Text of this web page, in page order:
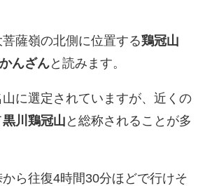
薩嶺の北側に位置する鶏冠山
んざんと読みます。
に選定されていますが、近くの
黒川鶏冠山 と総称されることが多
ら往復4時間30分ほどで行けそ